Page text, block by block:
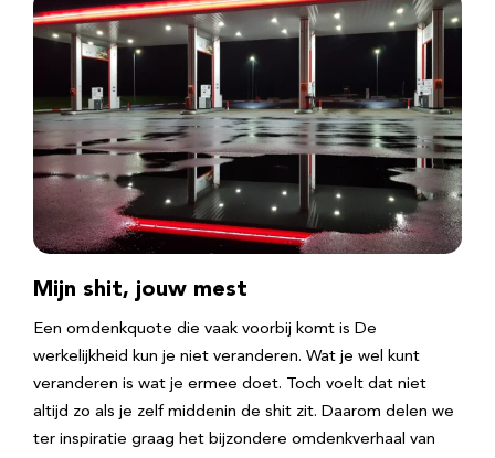
Mijn shit, jouw mest
Een omdenkquote die vaak voorbij komt is De
werkelijkheid kun je niet veranderen. Wat je wel kunt
veranderen is wat je ermee doet. Toch voelt dat niet
altijd zo als je zelf middenin de shit zit. Daarom delen we
ter inspiratie graag het bijzondere omdenkverhaal van